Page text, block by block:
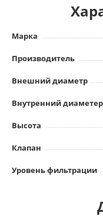
Марка
Производитель
Внешний диаметр
Внутренний диаметер
Высота
Клапан
Уровень фильтрации